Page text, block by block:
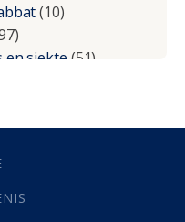
(10)
en siekte(51)
(10)